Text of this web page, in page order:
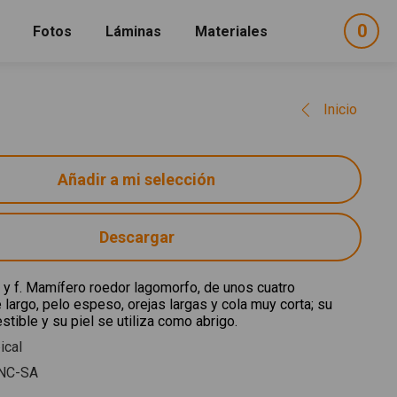
Fotos Láminas Materiales 0
Inicio
Descargar
y f. Mamífero roedor lagomorfo, de unos cuatro
pelo espeso, orejas largas y cola muy corta; su
y su piel se utiliza como abrigo.
SA